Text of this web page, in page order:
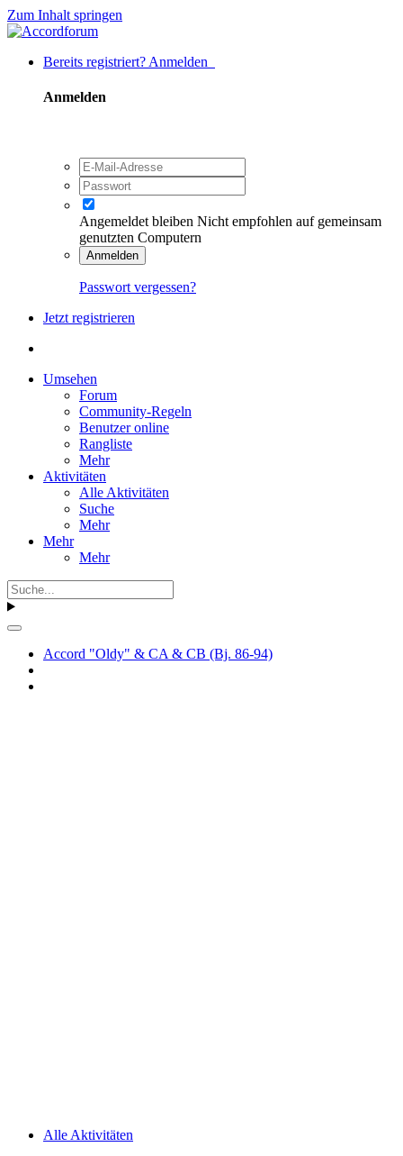
Zum Inhalt springen
Bereits registriert? Anmelden
Anmelden
Angemeldet bleiben Nicht empfohlen auf gemeinsam
genutzten Computern
Anmelden
Passwort vergessen?
Jetzt registrieren
Umsehen
Forum
Community-Regeln
Benutzer online
Rangliste
Mehr
Aktivitäten
Alle Aktivitäten
Suche
Mehr
Mehr
Mehr
Accord "Oldy" & CA & CB (Bj. 86-94)
Alle Aktivitäten